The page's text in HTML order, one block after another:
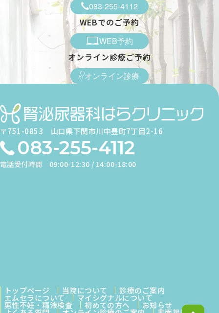
083-255-4112
WEBでのご予約
WEB予約
オンライン診療ご予約
オンライン診療
〒751-0853 山口県下関市川中豊町7丁目2-16
083-255-4112
電話受付時間 09:00-12:30 / 14:00-18:00
トップページ 当院について 診療のご案内
エムセラについて マイシグナルについて
男性不妊・精液検査 初めての方へ お知らせ